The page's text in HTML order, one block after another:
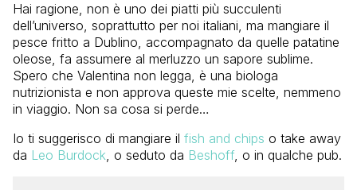
Hai ragione, non è uno dei piatti più succulenti
dell’universo, soprattutto per noi italiani, ma mangiare il
pesce fritto a Dublino, accompagnato da quelle patatine
oleose, fa assumere al merluzzo un sapore sublime.
Spero che Valentina non legga, è una biologa
nutrizionista e non approva queste mie scelte, nemmeno
in viaggio. Non sa cosa si perde…
Io ti suggerisco di mangiare il fish and chips o take away
da Leo Burdock, o seduto da Beshoff, o in qualche pub.